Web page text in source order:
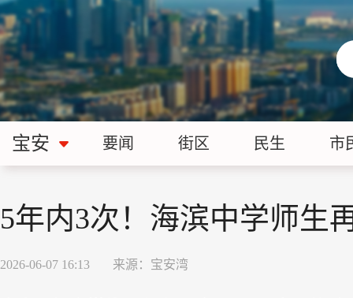
宝安 要闻 街区 民生 市
5年内3次！海滨中学师生
2026-06-07 16:13 来源： 宝安湾